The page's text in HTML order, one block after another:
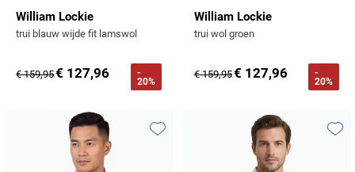
William Lockie
trui blauw wijde fit lamswol
€ 159,95€ 127,96
-
20%
William Lockie
trui wol groen
€ 159,95€ 127,96
-
20%
Toevoegen aan favorieten